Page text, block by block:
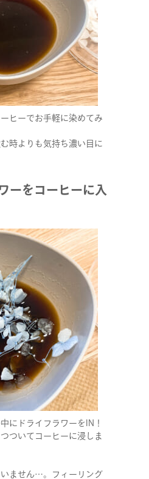
ヒーでお手軽に染めてみ
時よりも気持ち濃い目に
ーをコーヒーに入
にドライフラワーをIN！
ついてコーヒーに浸しま
ません…。フィーリング